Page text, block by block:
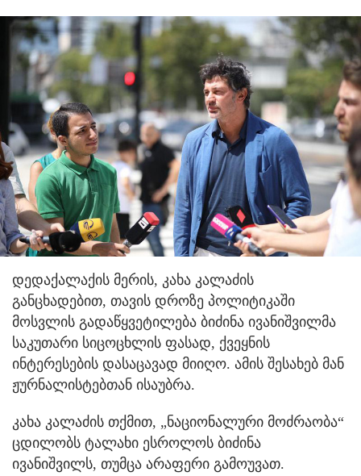
დედაქალაქის მერის, კახა კალაძის
განცხადებით, თავის დროზე პოლიტიკაში
მოსვლის გადაწყვეტილება ბიძინა ივანიშვილმა
საკუთარი სიცოცხლის ფასად, ქვეყნის
ინტერესების დასაცავად მიიღო. ამის შესახებ მან
ჟურნალისტებთან ისაუბრა.
კახა კალაძის თქმით, „ნაციონალური მოძრაობა“
ცდილობს ტალახი ესროლოს ბიძინა
ივანიშვილს, თუმცა არაფერი გამოუვათ.